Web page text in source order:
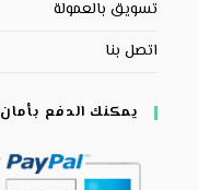
تسويق بالعمولة
اتصل بنا
يمكنك الدفع بأمان